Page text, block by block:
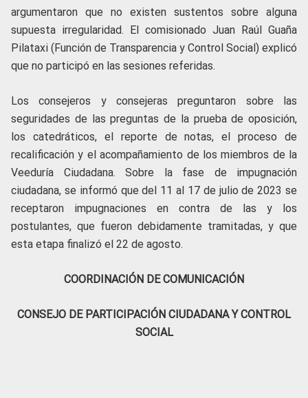
argumentaron que no existen sustentos sobre alguna
supuesta irregularidad. El comisionado Juan Raúl Guaña
Pilataxi (Función de Transparencia y Control Social) explicó
que no participó en las sesiones referidas.
Los consejeros y consejeras preguntaron sobre las
seguridades de las preguntas de la prueba de oposición,
los catedráticos, el reporte de notas, el proceso de
recalificación y el acompañamiento de los miembros de la
Veeduría Ciudadana. Sobre la fase de impugnación
ciudadana, se informó que del 11 al 17 de julio de 2023 se
receptaron impugnaciones en contra de las y los
postulantes, que fueron debidamente tramitadas, y que
esta etapa finalizó el 22 de agosto.
COORDINACIÓN DE COMUNICACIÓN
CONSEJO DE PARTICIPACIÓN CIUDADANA Y CONTROL
SOCIAL